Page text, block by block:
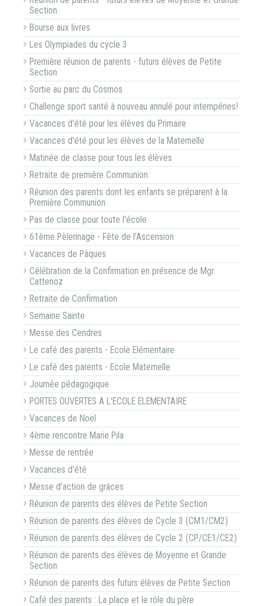
Section
Bourse aux livres
Les Olympiades du cycle 3
Première réunion de parents - futurs élèves de Petite
Section
Sortie au parc du Cosmos
Challenge sport santé à nouveau annulé pour intempéries!
Vacances d'été pour les élèves du Primaire
Vacances d'été pour les élèves de la Maternelle
Matinée de classe pour tous les élèves
Retraite de première Communion
Réunion des parents dont les enfants se préparent à la
Première Communion
Pas de classe pour toute l'école
61ème Pèlerinage - Fête de l'Ascension
Vacances de Pâques
Célébration de la Confirmation en présence de Mgr
Cattenoz
Retraite de Confirmation
Semaine Sainte
Messe des Cendres
Le café des parents - Ecole Elémentaire
Le café des parents - Ecole Maternelle
Journée pédagogique
PORTES OUVERTES A L'ECOLE ELEMENTAIRE
Vacances de Noël
4ème rencontre Marie Pila
Messe de rentrée
Vacances d'été
Messe d'action de grâces
Réunion de parents des élèves de Petite Section
Réunion de parents des élèves de Cycle 3 (CM1/CM2)
Réunion de parents des élèves de Cycle 2 (CP/CE1/CE2)
Réunion de parents des élèves de Moyenne et Grande
Section
Réunion de parents des futurs élèves de Petite Section
Café des parents : La place et le rôle du père